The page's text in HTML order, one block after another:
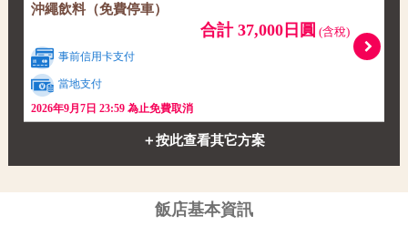
沖繩飲料（免費停車）
合計 37,000日圓 (含稅)
事前信用卡支付
當地支付
2026年9月7日 23:59 為止免費取消
＋按此查看其它方案
飯店基本資訊